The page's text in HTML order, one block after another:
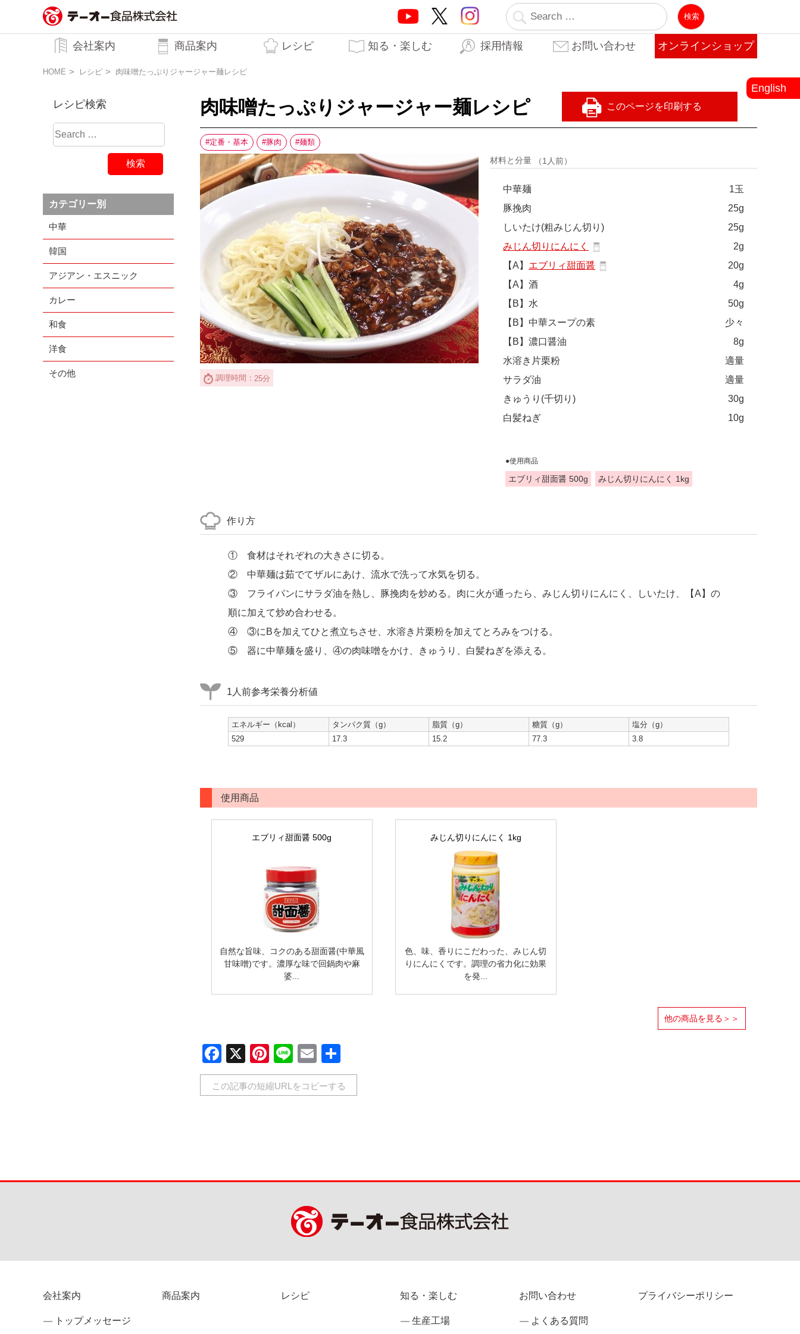
業
務用調味料・香辛料メーカーのテーオ
ー食品株式会社
会社案内 商品案内 レシピ 知る・楽しむ 採用情報 お問い合わせ オンラインショップ
English
HOME レシピ 肉味噌たっぷりジャージャー麺レシピ
レシピ検索
カテゴリー別
中華
韓国
アジアン・エスニック
カレー
和食
洋食
その他
肉味噌たっぷりジャージャー麺レシピ
定番・基本 豚肉 麺類
調理時間： 25分
材料と分量 （1人前）
中華麺
1玉
豚挽肉
25g
しいたけ(粗みじん切り)
25g
みじん切りにんにく
2g
【A】 エブリィ甜面醤
20g
【A】酒
4g
【B】水
50g
【B】中華スープの素
少々
【B】濃口醤油
8g
水溶き片栗粉
適量
サラダ油
適量
きゅうり(千切り)
30g
白髪ねぎ
10g
●使用商品
エブリィ甜面醤 500g みじん切りにんにく 1kg
作り方
① 食材はそれぞれの大きさに切る。
② 中華麺は茹でてザルにあけ、流水で洗って水気を切る。
③ フライパンにサラダ油を熱し、豚挽肉を炒める。肉に火が通ったら、みじん切りにんにく、しいたけ、【A】の
順に加えて炒め合わせる。
④ ③にBを加えてひと煮立ちさせ、水溶き片栗粉を加えてとろみをつける。
⑤ 器に中華麺を盛り、④の肉味噌をかけ、きゅうり、白髪ねぎを添える。
1人前参考栄養分析値
エネルギー（kcal） タンパク質（g） 脂質（g） 糖質（g）
塩分（g）
529
17.3 15.2 77.3 3.8
使用商品
エブリィ甜面醤 500g
自然な旨味、コクのある甜面醤(中華風
甘味噌)です。濃厚な味で回鍋肉や麻
婆...
みじん切りにんにく 1kg
色、味、香りにこだわった、みじん切
りにんにくです。調理の省力化に効果
を発...
他の商品を見る＞＞
Facebook
X Pinterest
LineEmail
有
この記事の短縮URLをコピーする
会社案内
トップメッセージ
商品案内 レシピ 知る・楽しむ
生産工場
お問い合わせ
よくある質問
プライバシーポリシー